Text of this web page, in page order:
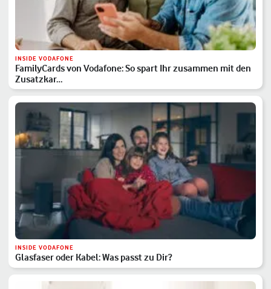
INSIDE VODAFONE
FamilyCards von Vodafone: So spart Ihr zusammen mit den
Zusatzkar…
INSIDE VODAFONE
Glasfaser oder Kabel: Was passt zu Dir?